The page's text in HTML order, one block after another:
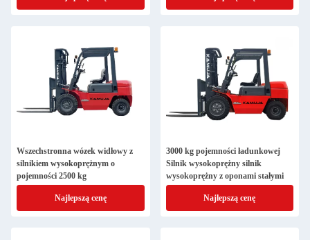
Wszechstronna wózek widłowy z
silnikiem wysokoprężnym o
pojemności 2500 kg
Najlepszą cenę
3000 kg pojemności ładunkowej
Silnik wysokoprężny silnik
wysokoprężny z oponami stałymi
Najlepszą cenę